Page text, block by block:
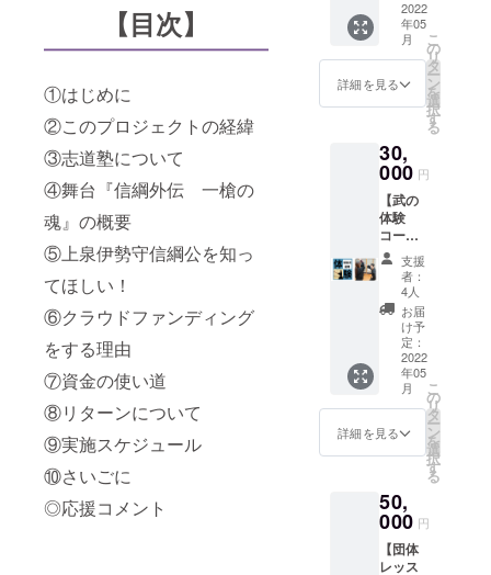
【目次】
①はじめに
②このプロジェクトの経緯
③志道塾について
④舞台『信綱外伝 一槍の
魂』の概要
⑤上泉伊勢守信綱公を知っ
てほしい！
⑥クラウドファンディング
をする理由
⑦資金の使い道
⑧リターンについて
⑨実施スケジュール
⑩さいごに
◎応援コメント
をいた
だけま
した
にお名
前とと
ていた
だきま
す。
ンネー
ム、店
舗名な
どご希
望の方
ださ
い。 例)
匿名希
望、記
載名前
「のぶ
つな」
希望、
記載名
前「上
泉伊勢
守商
店」希
望な
ど。 ・
メッ
セージ
した
ら、HP
にお名
前とと
内にお
名前の
掲示 ⚫︎
舞台
『信綱
設Web
サイト
ンフ
レット
にお名
前の記
劇ご希
望日を
オプ
ション
選択時
にご指
定くだ
さい。
・ご観
とお名
前のご
確認を
させて
⚫︎お礼
殺陣動
画in赤
城神社
⚫︎「上
泉伊勢
区
に！」
のパ
ンフ
レット
⚫︎会場
内にお
名前の
記載 ⚫︎
お礼の
お手紙
※舞台
オリジ
ナルポ
スト
カード
付き ⚫︎
一槍の
魂』特
サイト
2022
年05
月
詳細を見る
こ
の
リ
タ
ー
ン
を
選
択
す
る
30,
000 円
【武の
体験
コー
ス】
◎「新
陰流の
体験(群
馬)」又
は「殺
陣教室
(東京)」
にご参
加いた
だけま
す。
回/期
限：
2023年
5月末
日) ⚫︎お
支援
者：
4人
お届
け予
定：
2022
年05
月
詳細を見る
こ
の
リ
タ
ー
ン
を
選
択
す
る
50,
000 円
【団体
レッス